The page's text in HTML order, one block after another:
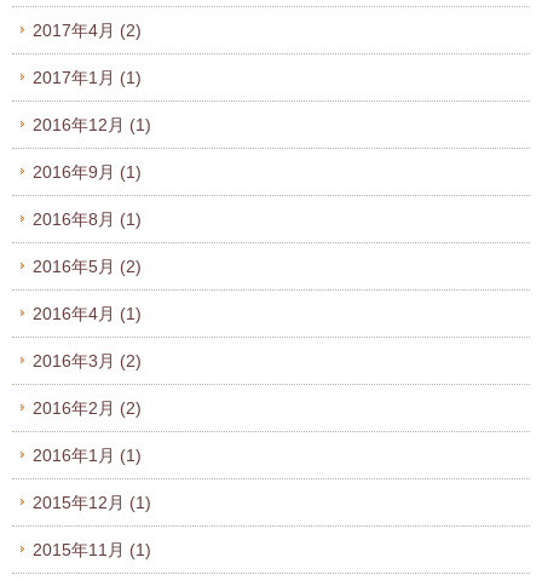
2017年4月 (2)
2017年1月 (1)
2016年12月 (1)
2016年9月 (1)
2016年8月 (1)
2016年5月 (2)
2016年4月 (1)
2016年3月 (2)
2016年2月 (2)
2016年1月 (1)
2015年12月 (1)
2015年11月 (1)